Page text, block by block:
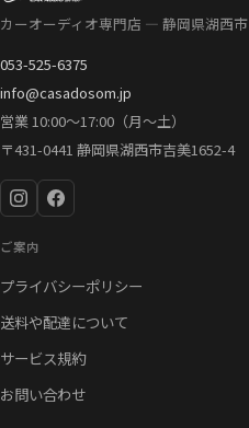
カーオーディオ専門店 — 静岡県湖西市
053-525-6375
info@casadosom.jp
営業 10:00〜17:00（月〜土）
〒431-0441 静岡県湖西市吉美1652-4
ご案内
プライバシーポリシー
送料や配達について
サービス規約
お問い合わせ